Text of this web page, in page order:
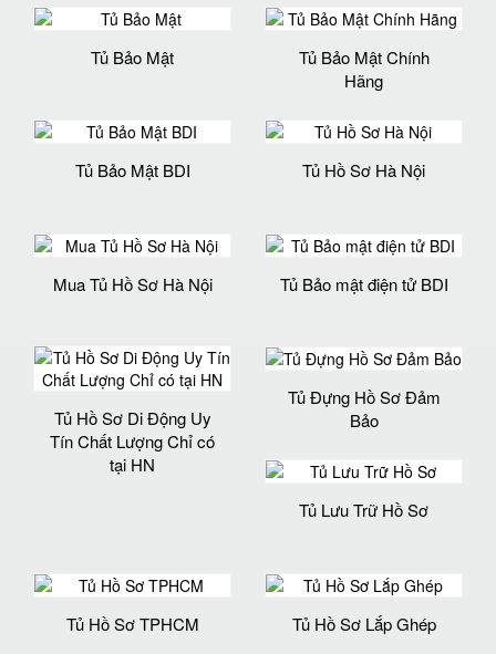
Tủ Bảo Mật
Tủ Bảo Mật Chính
Hãng
Tủ Bảo Mật BDI Tủ Hồ Sơ Hà Nội
Mua Tủ Hồ Sơ Hà Nội Tủ Bảo mật điện tử BDI
Tủ Hồ Sơ Di Động Uy
Tín Chất Lượng Chỉ có
tại HN
Tủ Đựng Hồ Sơ Đảm
Bảo
Tủ Lưu Trữ Hồ Sơ
Tủ Hồ Sơ TPHCM Tủ Hồ Sơ Lắp Ghép